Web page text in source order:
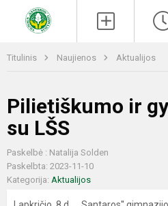
Titulinis Naujienos Aktualijos
Pilietiškumo ir
su LŠS
Paskelbė : Natalija Solden
Paskelbta: 2023-11-10
Kategorija: Aktualijos